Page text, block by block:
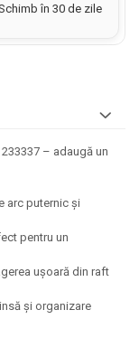
în 30 de zile
233337 – adaugă un
arc puternic și
pentru un
ușoară din raft
și organizare